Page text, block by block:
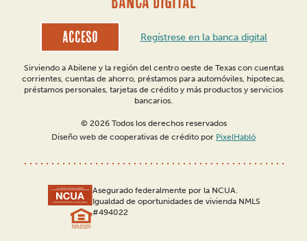
Acceso Regístrese en la banca digital
Sirviendo a Abilene y la región del centro oeste de Texas con cuentas
corrientes, cuentas de ahorro, préstamos para automóviles, hipotecas,
préstamos personales, tarjetas de crédito y más productos y servicios
bancarios.
© 2026 Todos los derechos reservados
Diseño web de cooperativas de crédito por PixelHabló
Asegurado federalmente por la NCUA.
Igualdad de oportunidades de vivienda NMLS
#494022